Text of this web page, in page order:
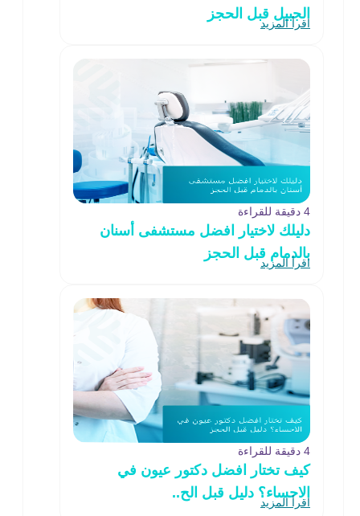
الجبيل قبل الحجز
اقرأ المزيد
4 دقيقة للقراءة
دليلك لاختيار افضل مستشفى أسنان
بالدمام قبل الحجز
اقرأ المزيد
4 دقيقة للقراءة
كيف تختار افضل دكتور عيون في
الاحساء؟ دليل قبل الح..
اقرأ المزيد